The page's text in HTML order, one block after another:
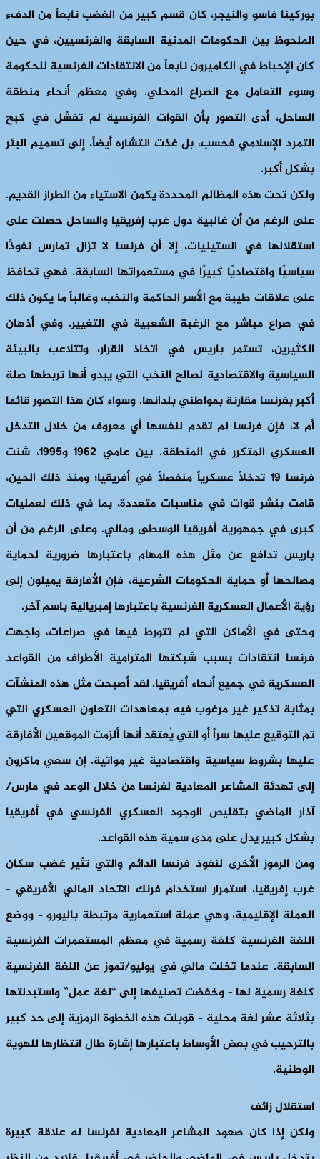
بوركينا فاسو والنيجر، كان قسم كبير من الغضب نابعاً من الدفء
الملحوظ بين الحكومات المدنية السابقة والفرنسيين، في حين
كان الإحباط في الكاميرون نابعاً من الانتقادات الفرنسية للحكومة
وسوء التعامل مع الصراع المحلي. وفي معظم أنحاء منطقة
الساحل، أدى التصور بأن القوات الفرنسية لم تفشل في كبح
التمرد الإسلامي فحسب، بل غذت انتشاره أيضاً، إلى تسميم البئر
بشكل أكبر.
ولكن تحت هذه المظالم المحددة يكمن الاستياء من الطراز القديم.
على الرغم من أن غالبية دول غرب إفريقيا والساحل حصلت على
استقلالها في الستينيات، إلا أن فرنسا لا تزال تمارس نفوذًا
سياسيًا واقتصاديًا كبيرًا في مستعمراتها السابقة. فهي تحافظ
على علاقات طيبة مع الأسر الحاكمة والنخب، وغالباً ما يكون ذلك
في صراع مباشر مع الرغبة الشعبية في التغيير. وفي أذهان
الكثيرين، تستمر باريس في اتخاذ القرار، وتتلاعب بالبيئة
السياسية والاقتصادية لصالح النخب التي يبدو أنها تربطها صلة
أكبر بفرنسا مقارنة بمواطني بلدانها. وسواء كان هذا التصور قائما
أم لا، فإن فرنسا لم تقدم لنفسها أي معروف من خلال التدخل
العسكري المتكرر في المنطقة. بين عامي 1962 و1995، شنت
فرنسا 19 تدخلاً عسكرياً منفصلاً في أفريقيا؛ ومنذ ذلك الحين،
قامت بنشر قوات في مناسبات متعددة، بما في ذلك لعمليات
كبرى في جمهورية أفريقيا الوسطى ومالي. وعلى الرغم من أن
باريس تدافع عن مثل هذه المهام باعتبارها ضرورية لحماية
مصالحها أو حماية الحكومات الشرعية، فإن الأفارقة يميلون إلى
رؤية الأعمال العسكرية الفرنسية باعتبارها إمبريالية باسم آخر.
وحتى في الأماكن التي لم تتورط فيها في صراعات، واجهت
فرنسا انتقادات بسبب شبكتها المترامية الأطراف من القواعد
العسكرية في جميع أنحاء أفريقيا. لقد أصبحت مثل هذه المنشآت
بمثابة تذكير غير مرغوب فيه بمعاهدات التعاون العسكري التي
تم التوقيع عليها سراً أو التي يُعتقد أنها ألزمت الموقعين الأفارقة
عليها بشروط سياسية واقتصادية غير مواتية. إن سعي ماكرون
إلى تهدئة المشاعر المعادية لفرنسا من خلال الوعد في مارس/
آذار الماضي بتقليص الوجود العسكري الفرنسي في أفريقيا
بشكل كبير يدل على مدى سمية هذه القواعد.
ومن الرموز الأخرى لنفوذ فرنسا الدائم والتي تثير غضب سكان
غرب إفريقيا، استمرار استخدام فرنك الاتحاد المالي الأفريقي –
العملة الإقليمية، وهي عملة استعمارية مرتبطة باليورو – ووضع
اللغة الفرنسية كلغة رسمية في معظم المستعمرات الفرنسية
السابقة. عندما تخلت مالي في يوليو/تموز عن اللغة الفرنسية
كلغة رسمية لها – وخفضت تصنيفها إلى “لغة عمل” واستبدلتها
بثلاثة عشر لغة محلية – قوبلت هذه الخطوة الرمزية إلى حد كبير
بالترحيب في بعض الأوساط باعتبارها إشارة طال انتظارها للهوية
الوطنية.
استقلال زائف
ولكن إذا كان صعود المشاعر المعادية لفرنسا له علاقة كبيرة